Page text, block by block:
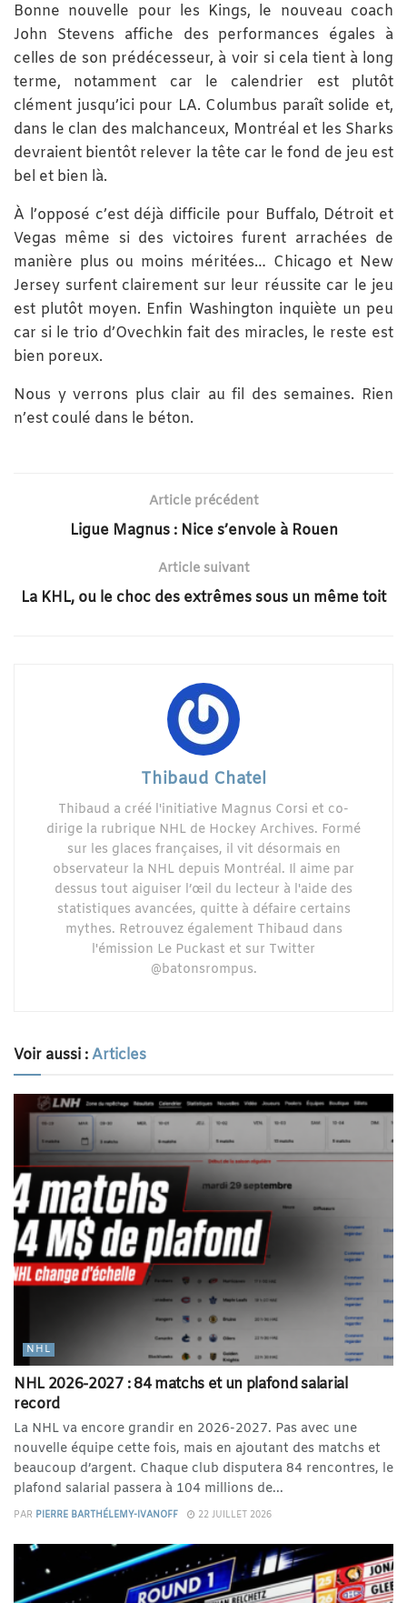
Bonne nouvelle pour les Kings, le nouveau coach
John Stevens affiche des performances égales à
celles de son prédécesseur, à voir si cela tient à long
terme, notamment car le calendrier est plutôt
clément jusqu’ici pour LA. Columbus paraît solide et,
dans le clan des malchanceux, Montréal et les Sharks
devraient bientôt relever la tête car le fond de jeu est
bel et bien là.
À l’opposé c’est déjà difficile pour Buffalo, Détroit et
Vegas même si des victoires furent arrachées de
manière plus ou moins méritées… Chicago et New
Jersey surfent clairement sur leur réussite car le jeu
est plutôt moyen. Enfin Washington inquiète un peu
car si le trio d’Ovechkin fait des miracles, le reste est
bien poreux.
Nous y verrons plus clair au fil des semaines. Rien
n’est coulé dans le béton.
Article précédent
Ligue Magnus : Nice s’envole à Rouen
Article suivant
La KHL, ou le choc des extrêmes sous un même toit
Thibaud Chatel
Thibaud a créé l'initiative Magnus Corsi et co-
dirige la rubrique NHL de Hockey Archives. Formé
sur les glaces françaises, il vit désormais en
observateur la NHL depuis Montréal. Il aime par
dessus tout aiguiser l’œil du lecteur à l'aide des
statistiques avancées, quitte à défaire certains
mythes. Retrouvez également Thibaud dans
l'émission Le Puckast et sur Twitter
@batonsrompus.
Voir aussi :Articles
NHL
NHL 2026-2027 : 84 matchs et un plafond salarial
record
La NHL va encore grandir en 2026-2027. Pas avec une
nouvelle équipe cette fois, mais en ajoutant des matchs et
beaucoup d’argent. Chaque club disputera 84 rencontres, le
plafond salarial passera à 104 millions de...
PAR PIERRE BARTHÉLEMY-IVANOFF 22 JUILLET 2026